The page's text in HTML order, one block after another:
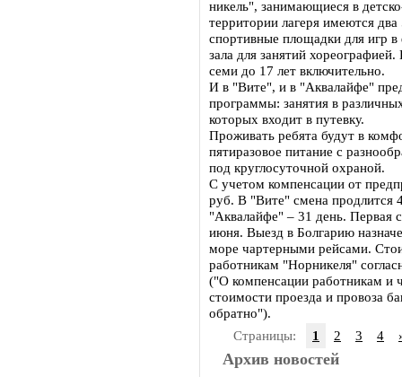
никель", занимающиеся в
территории лагеря имеются
спортивные площадки для игр в
зала для занятий
семи до 17 лет включительно.
И в "Вите", и в "Аквалайфе"
программы: занятия в
которых входит в путевку.
Проживать ребята будут в
пятиразовое питание с
под круглосуточной охраной.
С учетом компенсации от
руб. В "Вите" смена продлится
"Аквалайфе" – 31 день. Первая
июня. Выезд в Болгарию
море чартерными рейсами.
работникам "Норникеля"
("О компенсации работникам и
стоимости проезда и провоза
обратно").
Страницы:
1 2 3 4
Архив новостей